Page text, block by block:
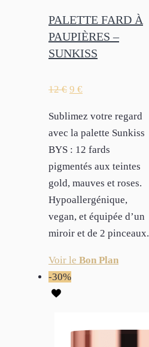
PALETTE FARD À
PAUPIÈRES –
SUNKISS
12€ 9 €
Sublimez votre regard
avec la palette Sunkiss
BYS : 12 fards
pigmentés aux teintes
gold, mauves et roses.
Hypoallergénique,
vegan, et équipée d’un
miroir et de 2 pinceaux.
Voir le Bon Plan
-30%